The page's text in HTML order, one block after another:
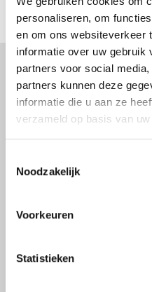
personaliseren, om
en om ons websiteverkeer
informatie over uw gebruik
partners voor social
partners kunnen deze
informatie die u aan ze
verzameld op basis van
Noodzakelijk
Voorkeuren
Statistieken
Wat
Wilt u graag
afspraak met een
formulier op